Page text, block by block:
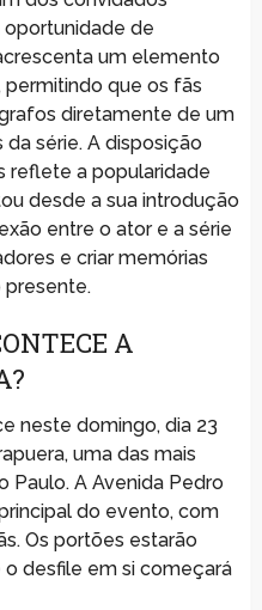
oportunidade de
um elemento
que os fãs
diretamente de um
série. A disposição
reflete a popularidade
desde a sua introdução
entre o ator e a série
e criar memórias
presente.
A
neste domingo, dia 23
uma das mais
Paulo. A Avenida Pedro
do evento, com
Os portões estarão
o desfile em si começará